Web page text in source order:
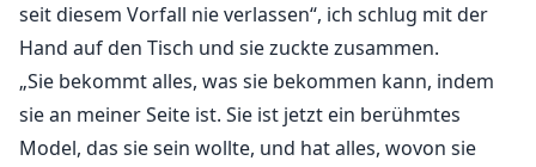
seit diesem Vorfall nie verlassen“, ich schlug mit der
Hand auf den Tisch und sie zuckte zusammen.
„Sie bekommt alles, was sie bekommen kann, indem
sie an meiner Seite ist. Sie ist jetzt ein berühmtes
Model, das sie sein wollte, und hat alles, wovon sie